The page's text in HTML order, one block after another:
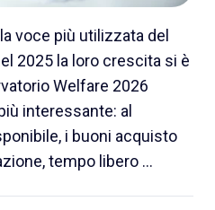
voce più utilizzata del
2025 la loro crescita si è
Welfare 2026
interessante: al
i buoni acquisto
tempo libero …